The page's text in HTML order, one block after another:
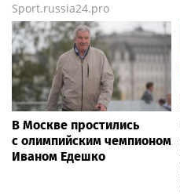
Sport.russia24.pro
В Москве простились
с олимпийским чемпионом
Иваном Едешко